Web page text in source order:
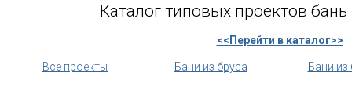
Каталог типовых проектов
<<Перейти в каталог>>
Все проекты Бани из бруса Бани из